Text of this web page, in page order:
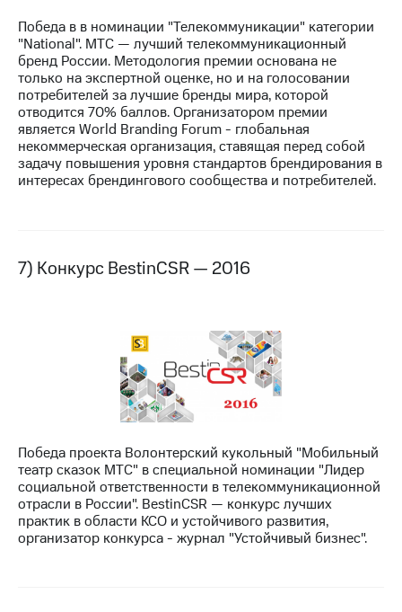
Победа в в номинации "Телекоммуникации" категории
"National". МТС — лучший телекоммуникационный
бренд России. Методология премии основана не
только на экспертной оценке, но и на голосовании
потребителей за лучшие бренды мира, которой
отводится 70% баллов. Организатором премии
является World Branding Forum - глобальная
некоммерческая организация, ставящая перед собой
задачу повышения уровня стандартов брендирования в
интересах брендингового сообщества и потребителей.
7) Конкурс BestinCSR — 2016
Победа проекта Волонтерский кукольный "Мобильный
театр сказок МТС" в специальной номинации "Лидер
социальной ответственности в телекоммуникационной
отрасли в России". BestinCSR — конкурс лучших
практик в области КСО и устойчивого развития,
организатор конкурса - журнал "Устойчивый бизнес".